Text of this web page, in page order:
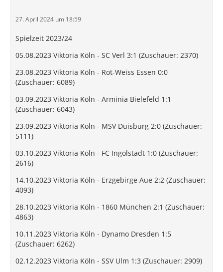
27. April 2024 um 18:59
Spielzeit 2023/24
05.08.2023 Viktoria Köln - SC Verl 3:1 (Zuschauer: 2370)
23.08.2023 Viktoria Köln - Rot-Weiss Essen 0:0
(Zuschauer: 6089)
03.09.2023 Viktoria Köln - Arminia Bielefeld 1:1
(Zuschauer: 6043)
23.09.2023 Viktoria Köln - MSV Duisburg 2:0 (Zuschauer:
5111)
03.10.2023 Viktoria Köln - FC Ingolstadt 1:0 (Zuschauer:
2616)
14.10.2023 Viktoria Köln - Erzgebirge Aue 2:2 (Zuschauer:
4093)
28.10.2023 Viktoria Köln - 1860 München 2:1 (Zuschauer:
4863)
10.11.2023 Viktoria Köln - Dynamo Dresden 1:5
(Zuschauer: 6262)
02.12.2023 Viktoria Köln - SSV Ulm 1:3 (Zuschauer: 2909)